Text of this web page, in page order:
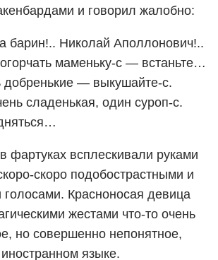
и говорил жалобно:
Николай Аполлонович!..
маменьку-с — встаньте…
добренькие — выкушайте-с.
сладенькая, один суроп-с.
всплескивали руками
скоро подобострастными и
голосами. Красноносая девица
жестами что-то очень
но совершенно непонятное,
языке.